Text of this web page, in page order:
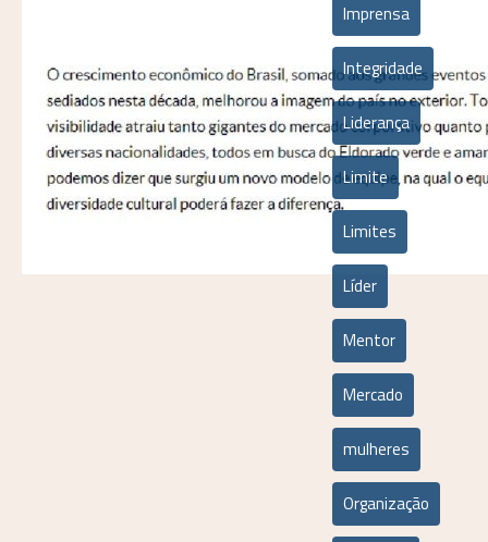
Imprensa
Integridade
Liderança
Limite
Limites
Líder
Mentor
Mercado
mulheres
Organização